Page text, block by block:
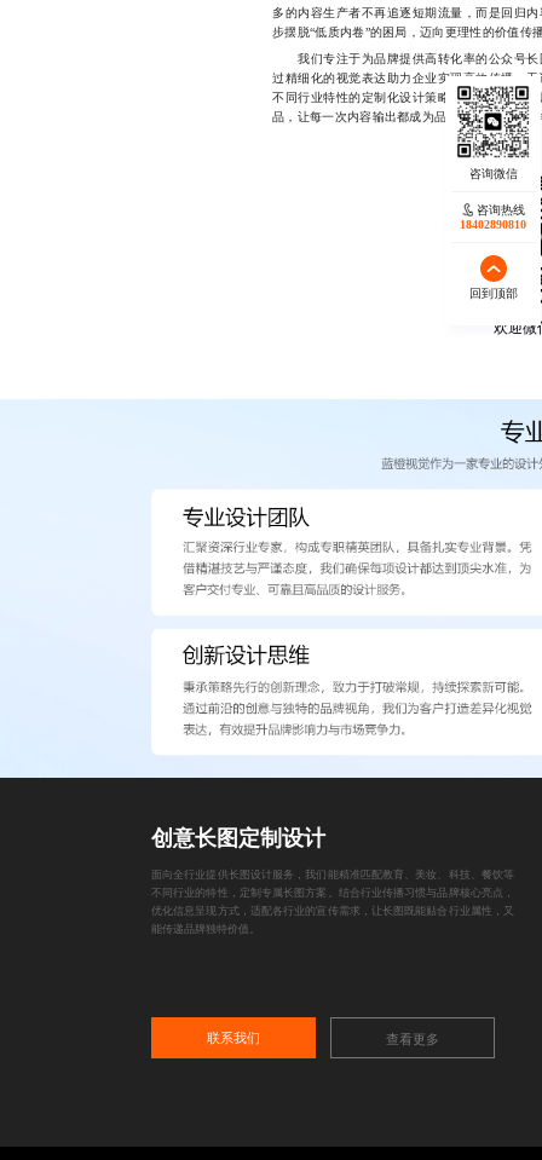
多的内容生产者不再追逐短期流量，而是回归
步摆脱“低质内卷”的困局，迈向更理性的价值传
我们专注于为品牌提供高转化率的公众号长
过精细化的视觉表达助力企业实现高效传播。
不同行业特性的定制化设计策略，我们都坚持
品，让每一次内容输出都成为品牌价值的有力延
欢迎微
咨询热线
18402890810
回到顶部
创意长图定制设计
面向全行业提供长图设计服务，我们能精准匹配教育、美妆、科技、餐饮等
不同行业的特性，定制专属长图方案。结合行业传播习惯与品牌核心亮点，
优化信息呈现方式，适配各行业的宣传需求，让长图既能贴合行业属性，又
能传递品牌独特价值。
联系我们 查看更多